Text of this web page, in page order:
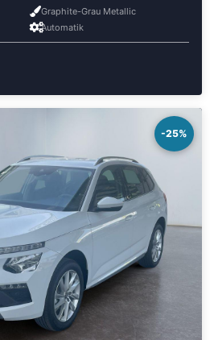
Graphite-Grau Metallic
Automatik
-25%